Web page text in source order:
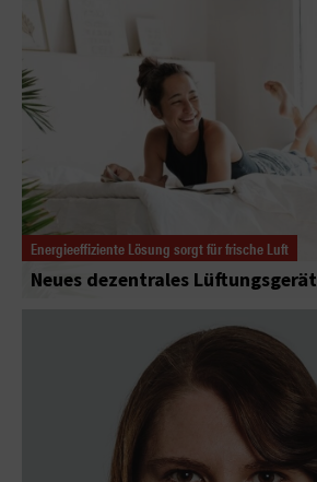
Neues dezentrales Lüftungsgerät
Energieeffiziente Lösung sorgt für frische Luft